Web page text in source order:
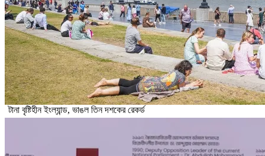
টানা বৃষ্টিহীন ইংল্যান্ড, ভাঙল তিন দশকের রেকর্ড